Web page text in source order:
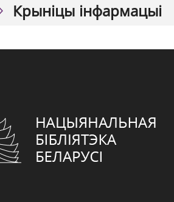
Крыніцы інфармацыі